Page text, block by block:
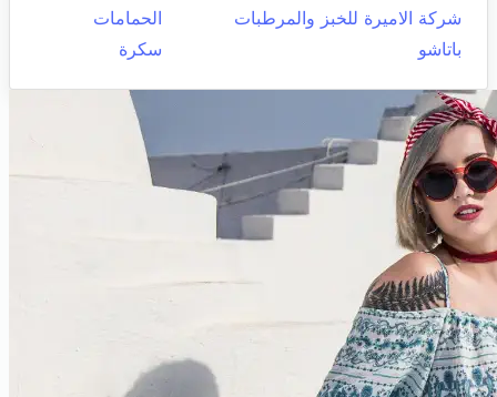
شركة الاميرة للخبز والمرطبات
الحمامات
باتاشو
سكرة